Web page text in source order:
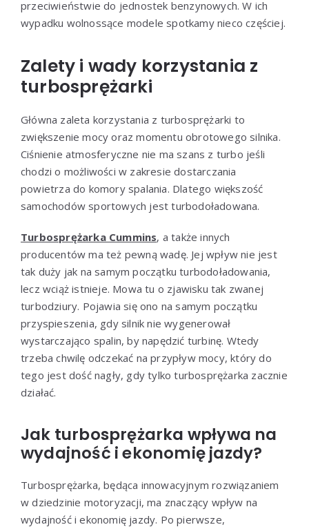
przeciwieństwie do jednostek benzynowych. W ich
wypadku wolnossące modele spotkamy nieco częściej.
Zalety i wady korzystania z
turbosprężarki
Główna zaleta korzystania z turbosprężarki to
zwiększenie mocy oraz momentu obrotowego silnika.
Ciśnienie atmosferyczne nie ma szans z turbo jeśli
chodzi o możliwości w zakresie dostarczania
powietrza do komory spalania. Dlatego większość
samochodów sportowych jest turbodoładowana.
Turbosprężarka Cummins, a także innych
producentów ma też pewną wadę. Jej wpływ nie jest
tak duży jak na samym początku turbodoładowania,
lecz wciąż istnieje. Mowa tu o zjawisku tak zwanej
turbodziury. Pojawia się ono na samym początku
przyspieszenia, gdy silnik nie wygenerował
wystarczająco spalin, by napędzić turbinę. Wtedy
trzeba chwilę odczekać na przypływ mocy, który do
tego jest dość nagły, gdy tylko turbosprężarka zacznie
działać.
Jak turbosprężarka wpływa na
wydajność i ekonomię jazdy?
Turbosprężarka, będąca innowacyjnym rozwiązaniem
w dziedzinie motoryzacji, ma znaczący wpływ na
wydajność i ekonomię jazdy. Po pierwsze,